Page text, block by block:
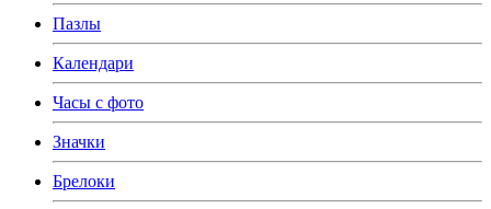
Пазлы
Календари
Часы с фото
Значки
Брелоки